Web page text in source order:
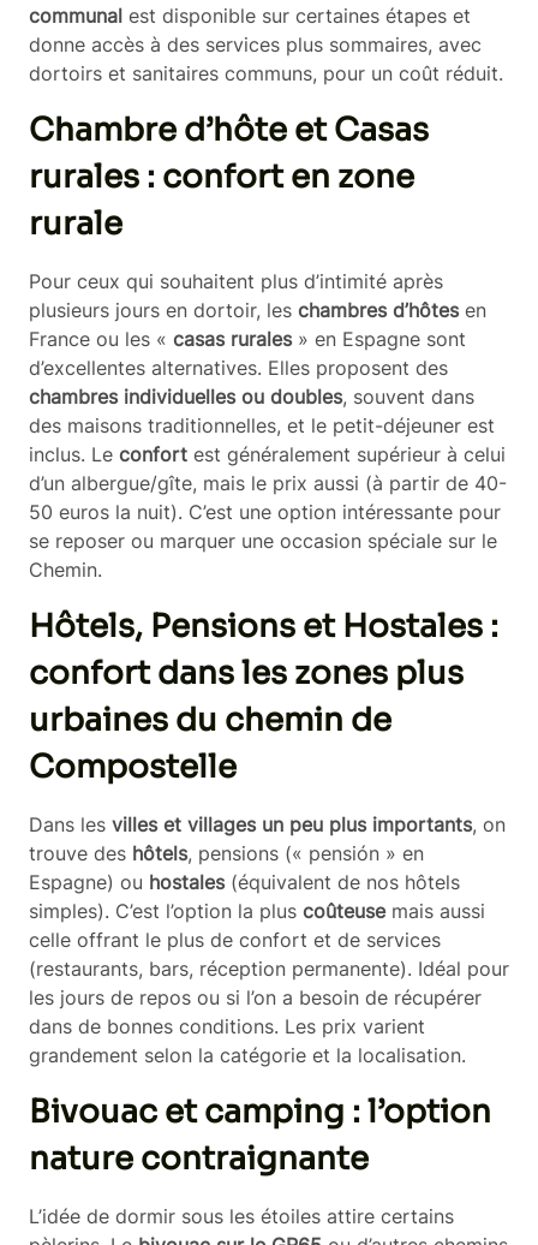
communal est disponible sur certaines étapes et
donne accès à des services plus sommaires, avec
dortoirs et sanitaires communs, pour un coût réduit.
Chambre d’hôte et Casas
rurales : confort en zone
rurale
Pour ceux qui souhaitent plus d’intimité après
plusieurs jours en dortoir, les chambres d’hôtesen
France ou les « casas rurales» en Espagne sont
d’excellentes alternatives. Elles proposent des
chambres individuelles ou doubles, souvent dans
des maisons traditionnelles, et le petit-déjeuner est
inclus. Le confort est généralement supérieur à celui
d’un albergue/gîte, mais le prix aussi (à partir de 40-
50 euros la nuit). C’est une option intéressante pour
se reposer ou marquer une occasion spéciale sur le
Chemin.
Hôtels, Pensions et Hostales :
confort dans les zones plus
urbaines du chemin de
Compostelle
Dans les villes et villages un peu plus importants, on
trouve des hôtels, pensions (« pensión » en
Espagne) ou hostales(équivalent de nos hôtels
simples). C’est l’option la plus coûteusemais aussi
celle offrant le plus de confort et de services
(restaurants, bars, réception permanente). Idéal pour
les jours de repos ou si l’on a besoin de récupérer
dans de bonnes conditions. Les prix varient
grandement selon la catégorie et la localisation.
Bivouac et camping : l’option
nature contraignante
L’idée de dormir sous les étoiles attire certains